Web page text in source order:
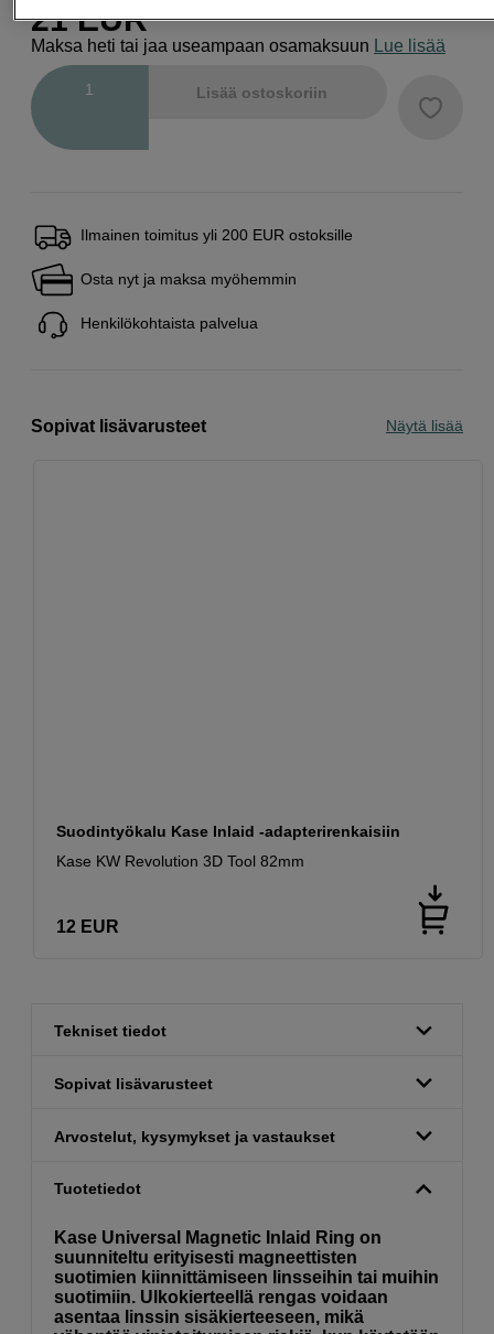
21 EUR
Maksa heti tai jaa useampaan osamaksuun Lue lisää
Lisää ostoskoriin
Ilmainen toimitus yli 200 EUR ostoksille
Osta nyt ja maksa myöhemmin
Henkilökohtaista palvelua
Sopivat lisävarusteet Näytä lisää
Suodin­työkalu Kase Inlaid -adapterirenkaisiin
Kase KW Revolution 3D Tool 82mm
12 EUR
Tekniset tiedot
Sopivat lisävarusteet
Arvostelut, kysymykset ja vastaukset
Tuotetiedot
Kase Universal Magnetic Inlaid Ring on
suunniteltu erityisesti magneettisten
suotimien kiinnittämiseen linsseihin tai muihin
suotimiin. Ulkokierteellä rengas voidaan
asentaa linssin sisäkierteeseen, mikä